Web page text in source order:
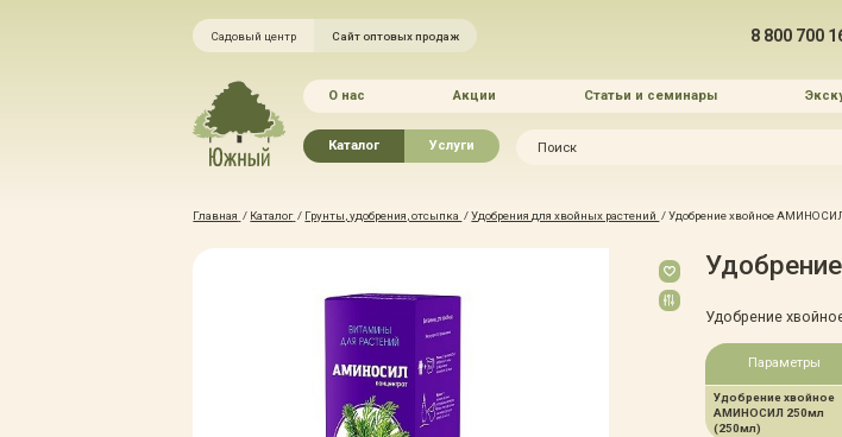
Садовый центр Сайт оптовых продаж 8 800 700
О нас Акции Статьи и семинары
Каталог
Хвойные растения
Водные растения
Растения вертикального
озеленения
Формованные растения
Услуги
Благоустройство и озеленение
Уход за садом
Прайс-листы
Правила оказания услуг
Главная / Каталог / Грунты, удобрения, отсыпка /Удобрения для хвойных растений /Удобрение хвойное
Удобрение
Параметры
Удобрение хвойное
АМИНОСИЛ 250мл
(250мл)